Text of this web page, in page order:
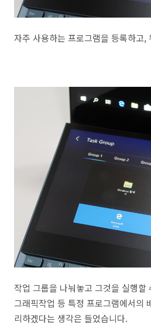
자주 사용하는 프로그램을 등록하고,
작업 그룹을 나눠놓고 그것을 실행할
그래픽작업 등 특정 프로그램에서의
리하겠다는 생각은 들었습니다.